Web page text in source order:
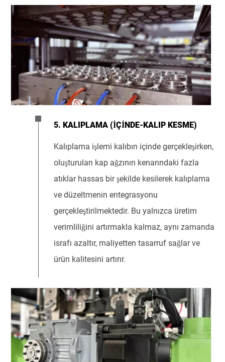
5. KALIPLAMA (IÇINDE-KALIP KESME)
Kalıplama işlemi kalıbın içinde gerçekleşirken,
oluşturulan kap ağzının kenarındaki fazla
atıklar hassas bir şekilde kesilerek kalıplama
ve düzeltmenin entegrasyonu
gerçekleştirilmektedir. Bu yalnızca üretim
verimliliğini artırmakla kalmaz, aynı zamanda
israfı azaltır, maliyetten tasarruf sağlar ve
ürün kalitesini artırır.